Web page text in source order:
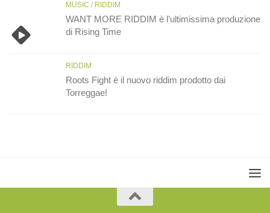
MUSIC / RIDDIM
WANT MORE RIDDIM è l’ultimissima produzione
di Rising Time
RIDDIM
Roots Fight è il nuovo riddim prodotto dai
Torreggae!